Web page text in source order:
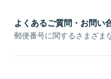
よくあるご質問・お問い
郵便番号に関するさまざま